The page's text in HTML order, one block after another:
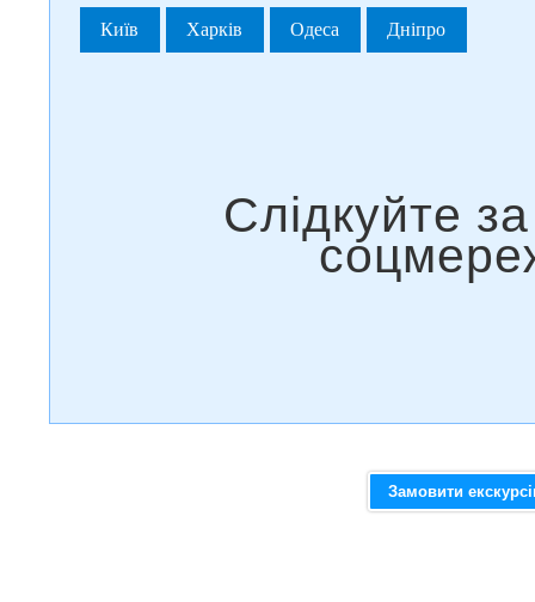
Київ Харків Одеса Дніпро
Замовити